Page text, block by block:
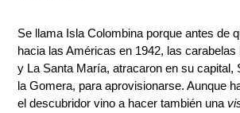
Se llama Isla Colombina porque antes de
hacia las Américas en 1942, las carabelas
y La Santa María, atracaron en su capital,
la Gomera, para aprovisionarse. Aunque
el descubridor vino a hacer también una